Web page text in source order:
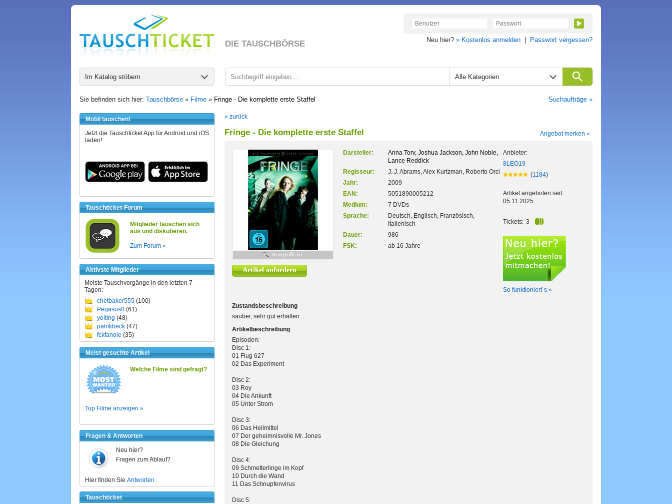
DIE TAUSCHBÖRSE Neu hier? » Kostenlos anmelden Passwort vergessen?
Im Katalog stöbern Alle Kategorien
Sie befinden sich hier: Tauschbörse » Filme » Fringe - Die komplette erste Staffel Suchaufträge »
Mobil tauschen!
Jetzt die Tauschticket App für Android und iOS
laden!
Tauschticket-Forum
Mitglieder tauschen sich
aus und diskutieren.
Zum Forum »
Aktivste Mitglieder
Meiste Tauschvorgänge in den letzten 7
Tagen:
chetbaker555 (100)
Pegasus0 (61)
yeiting (48)
patrikbeck (47)
fckfanole (35)
Meist gesuchte Artikel
Welche Filme sind gefragt?
Top Filme anzeigen »
Fragen & Antworten
Neu hier?
Fragen zum Ablauf?
Hier finden Sie Antworten
Tauschticket
« zurück
Fringe - Die komplette erste Staffel Angebot merken »
Artikel anfordern
Darsteller:
Anna Torv, Joshua Jackson, John Noble,
Lance Reddick
Regisseur:
J. J. Abrams, Alex Kurtzman, Roberto Orci
Jahr:
2009
EAN:
5051890005212
Medium:
7 DVDs
Sprache:
Deutsch, Englisch, Französisch,
Italienisch
Dauer:
986
FSK:
ab 16 Jahre
Anbieter:
8LEO19
(1184)
Artikel angeboten seit:
05.11.2025
Tickets: 3
So funktioniert´s »
Zustandsbeschreibung
sauber, sehr gut erhalten ..
Artikelbeschreibung
Episoden:
Disc 1:
01 Flug 627
02 Das Experiment
Disc 2:
03 Roy
04 Die Ankunft
05 Unter Strom
Disc 3:
06 Das Heilmittel
07 Der geheimnisvolle Mr. Jones
08 Die Gleichung
Disc 4:
09 Schmetterlinge im Kopf
10 Durch die Wand
11 Das Schnupfenvirus
Disc 5: